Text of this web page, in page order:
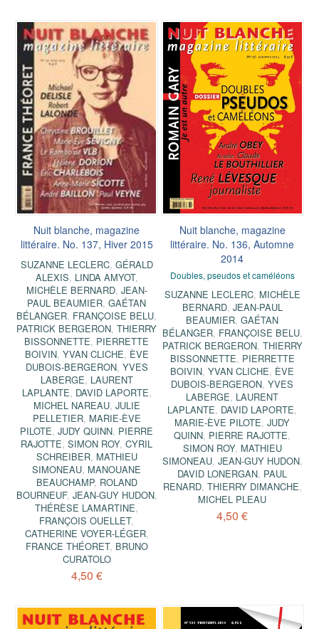
Nuit blanche, magazine
littéraire. No. 137, Hiver 2015
SUZANNE LECLERC, GÉRALD
ALEXIS, LINDA AMYOT,
MICHÈLE BERNARD, JEAN-
PAUL BEAUMIER,GAÉTAN
BÉLANGER, FRANÇOISE BELU,
PATRICK BERGERON,THIERRY
BISSONNETTE, PIERRETTE
BOIVIN, YVAN CLICHE, ÈVE
DUBOIS-BERGERON, YVES
LABERGE, LAURENT
LAPLANTE, DAVID LAPORTE,
MICHEL NAREAU, JULIE
PELLETIER, MARIE-ÈVE
PILOTE,JUDY QUINN, PIERRE
RAJOTTE,SIMON ROY,CYRIL
SCHREIBER, MATHIEU
SIMONEAU, MANOUANE
BEAUCHAMP, ROLAND
BOURNEUF, JEAN-GUY HUDON,
THÉRÈSE LAMARTINE,
FRANÇOIS OUELLET,
CATHERINE VOYER-LÉGER,
FRANCE THÉORET, BRUNO
CURATOLO
4,50 €
Nuit blanche, magazine
littéraire. No. 136, Automne
2014
Doubles, pseudos et caméléons
SUZANNE LECLERC, MICHÈLE
BERNARD, JEAN-PAUL
BEAUMIER,GAÉTAN
BÉLANGER, FRANÇOISE BELU,
PATRICK BERGERON, THIERRY
BISSONNETTE, PIERRETTE
BOIVIN,YVAN CLICHE, ÈVE
DUBOIS-BERGERON,YVES
LABERGE, LAURENT
LAPLANTE, DAVID LAPORTE,
MARIE-ÈVE PILOTE,JUDY
QUINN, PIERRE RAJOTTE,
SIMON ROY, MATHIEU
SIMONEAU, JEAN-GUY HUDON,
DAVID LONERGAN, PAUL
RENARD, THIERRY DIMANCHE,
MICHEL PLEAU
4,50 €